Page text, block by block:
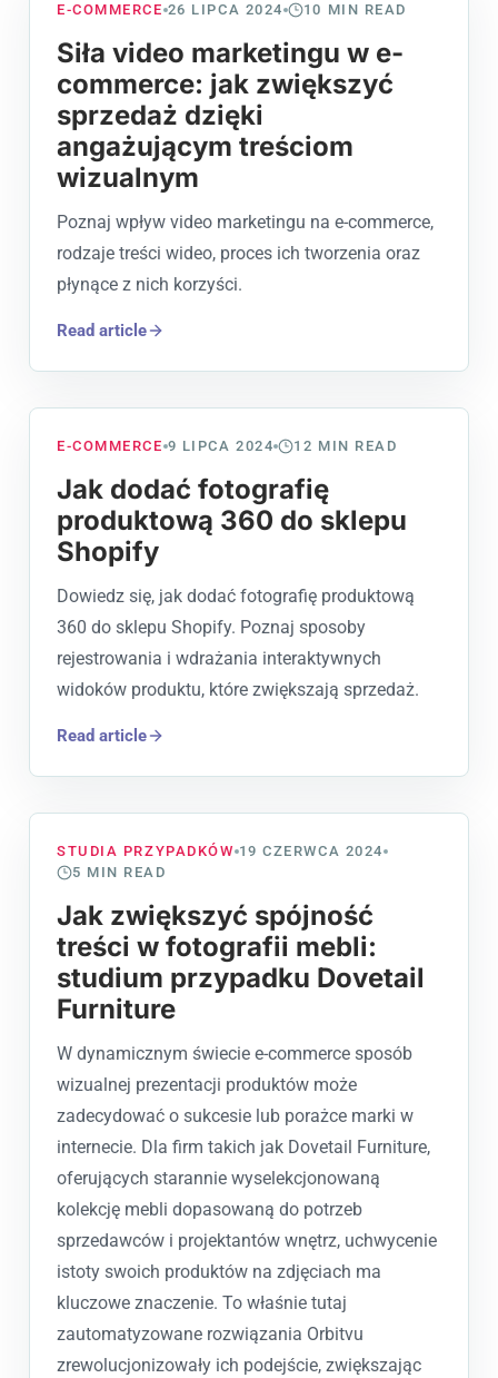
E-COMMERCE 26 LIPCA 2024 10 MIN READ
Siła video marketingu w e-
commerce: jak zwiększyć
sprzedaż dzięki
angażującym treściom
wizualnym
Poznaj wpływ video marketingu na e-commerce,
rodzaje treści wideo, proces ich tworzenia oraz
płynące z nich korzyści.
Read article
E-COMMERCE 9 LIPCA 2024 12 MIN READ
Jak dodać fotografię
produktową 360 do sklepu
Shopify
Dowiedz się, jak dodać fotografię produktową
360 do sklepu Shopify. Poznaj sposoby
rejestrowania i wdrażania interaktywnych
widoków produktu, które zwiększają sprzedaż.
Read article
STUDIA PRZYPADKÓW 19 CZERWCA 2024
5 MIN READ
Jak zwiększyć spójność
treści w fotografii mebli:
studium przypadku Dovetail
Furniture
W dynamicznym świecie e-commerce sposób
wizualnej prezentacji produktów może
zadecydować o sukcesie lub porażce marki w
internecie. Dla firm takich jak Dovetail Furniture,
oferujących starannie wyselekcjonowaną
kolekcję mebli dopasowaną do potrzeb
sprzedawców i projektantów wnętrz, uchwycenie
istoty swoich produktów na zdjęciach ma
kluczowe znaczenie. To właśnie tutaj
zautomatyzowane rozwiązania Orbitvu
zrewolucjonizowały ich podejście, zwiększając